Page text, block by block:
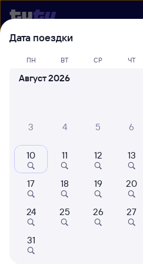
Выберите день,
билеты Шафраново
Куда
Когда
Кто едет
Найти
Дата поездки
ПН ВТ СР ЧТ
Август 2026
3 4 5 6
10 11 12 13
17 18 19 20
24 25 26 27
31